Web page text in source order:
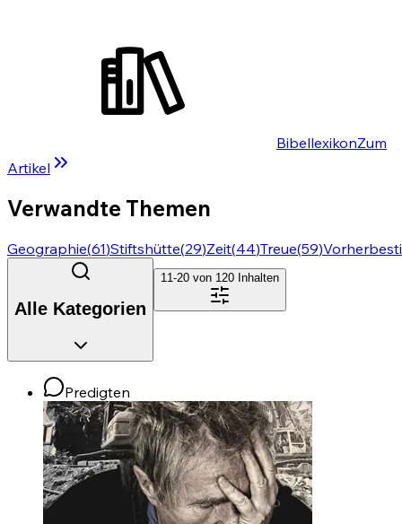
BibellexikonZum
Artikel
Verwandte Themen
Geographie(61)Stiftshütte(29)Zeit(44)Treue(59)
Alle Kategorien
11-20 von 120 Inhalten
Predigten